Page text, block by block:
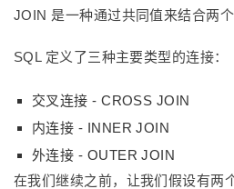
JOIN 是一种通过共同值来结合两个
SQL 定义了三种主要类型的连接：
交叉连接 - CROSS JOIN
内连接 - INNER JOIN
外连接 - OUTER JOIN
在我们继续之前，让我们假设有两